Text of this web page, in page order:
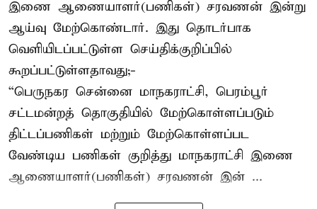
இணை ஆணையாளர்(பணிகள்) சரவணன் இன்று
ஆய்வு மேற்கொண்டார். இது தொடர்பாக
வெளியிடப்பட்டுள்ள செய்திக்குறிப்பில்
கூறப்பட்டுள்ளதாவது;-
“பெருநகர சென்னை மாநகராட்சி, பெரம்பூர்
சட்டமன்றத் தொகுதியில் மேற்கொள்ளப்படும்
திட்டப்பணிகள் மற்றும் மேற்கொள்ளப்பட
வேண்டிய பணிகள் குறித்து மாநகராட்சி இணை
ஆணையாளர்(பணிகள்) சரவணன் இன் ...